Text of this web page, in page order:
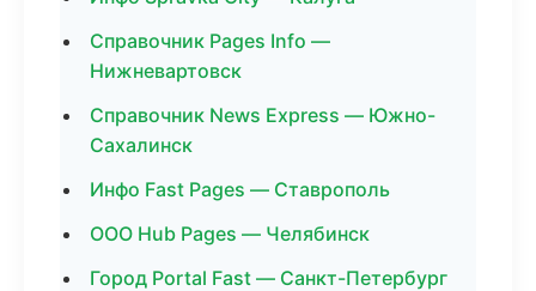
Справочник Pages Info —
Нижневартовск
Справочник News Express — Южно-
Сахалинск
Инфо Fast Pages — Ставрополь
ООО Hub Pages — Челябинск
Город Portal Fast — Санкт-Петербург